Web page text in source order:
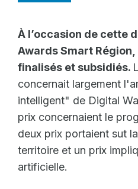
À l’occasion de cette
Awards Smart
finalisés et subsidiés.
concernait largement
intelligent" de Digital
prix concernaient le
deux prix portaient sut
territoire et un prix
artificielle.